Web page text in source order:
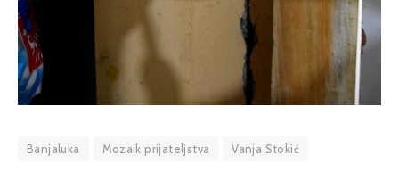
Banjaluka Mozaik prijateljstva Vanja Stokić